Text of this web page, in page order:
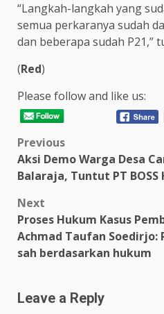
“Langkah-langkah yang
semua perkaranya sudah
dan beberapa sudah P21,”
(Red)
Please follow and like us:
Post
navigation
Previous
Aksi Demo Warga Desa
Balaraja, Tuntut PT BOSS
Next
Proses Hukum Kasus
Achmad Taufan Soedirjo:
sah berdasarkan hukum
Leave a Reply